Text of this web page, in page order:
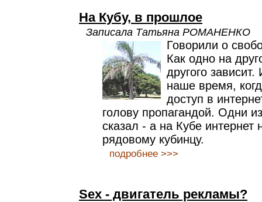
На Кубу, в прошлое
Записала Татьяна РОМАНЕНКО
Говорили о
Как одно на
другого
наше время,
доступ в
голову пропагандой. Одни
сказал - а на Кубе интернет
рядовому кубинцу.
подробнее >>>
Sex - двигатель рекламы?